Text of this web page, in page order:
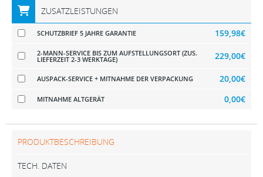
ZUSATZLEISTUNGEN
SCHUTZBRIEF 5 JAHRE GARANTIE 159,98€
2-MANN-SERVICE BIS ZUM AUFSTELLUNGSORT (ZUS.
LIEFERZEIT 2-3 WERKTAGE) 229,00€
AUSPACK-SERVICE + MITNAHME DER VERPACKUNG 20,00€
MITNAHME ALTGERÄT 0,00€
PRODUKTBESCHREIBUNG
TECH. DATEN